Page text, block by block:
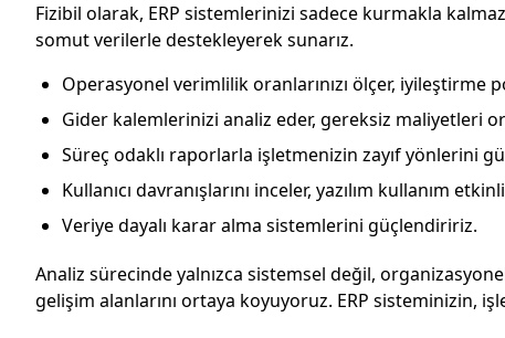
Fizibil olarak, ERP sistemlerinizi sadece kurmakla
somut verilerle destekleyerek sunarız.
Operasyonel verimlilik oranlarınızı ölçer, iyileştirme
Gider kalemlerinizi analiz eder, gereksiz maliyetleri
Süreç odaklı raporlarla işletmenizin zayıf yönlerini
Kullanıcı davranışlarını inceler, yazılım kullanım
Veriye dayalı karar alma sistemlerini güçlendiririz.
Analiz sürecinde yalnızca sistemsel değil,
gelişim alanlarını ortaya koyuyoruz. ERP sisteminizin,